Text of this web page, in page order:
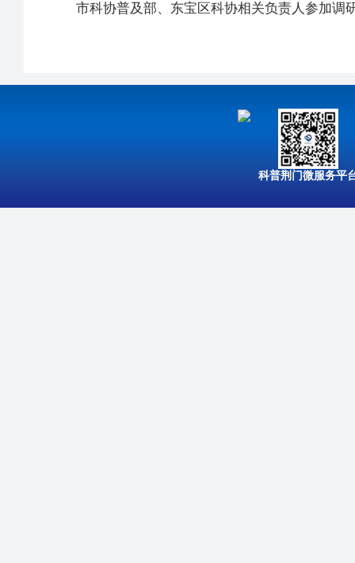
市科协普及部、东宝区科协相关负责人参加调
科普荆门微服务平